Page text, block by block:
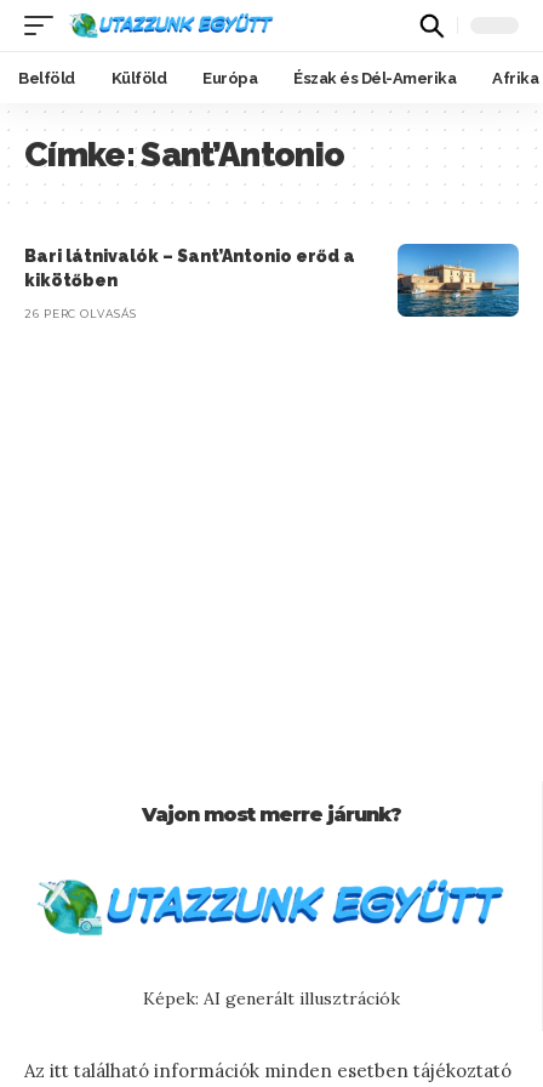
Belföld Külföld Európa Észak és Dél-Amerika Afrika
Címke:Sant’Antonio
Bari látnivalók – Sant’Antonio erőd a
kikötőben
26 PERC OLVASÁS
Vajon most merre járunk?
Képek: AI generált illusztrációk
Az itt található információk minden esetben tájékoztató